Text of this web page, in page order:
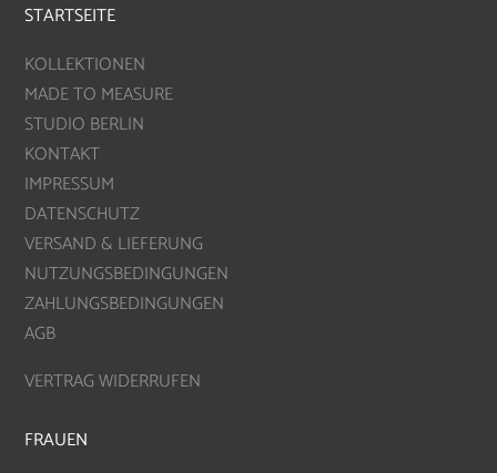
STARTSEITE
KOLLEKTIONEN
MADE TO MEASURE
STUDIO BERLIN
KONTAKT
IMPRESSUM
DATENSCHUTZ
VERSAND & LIEFERUNG
NUTZUNGSBEDINGUNGEN
ZAHLUNGSBEDINGUNGEN
AGB
VERTRAG WIDERRUFEN
FRAUEN